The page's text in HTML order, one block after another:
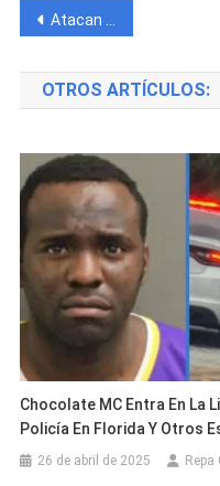
Navegación
de
entradas
Atacan con arma blanca a una bodeguera en La Habana para robarle dinero y supuestamente comprar «Químico»
OTROS ARTÍCULOS:
Chocolate MC Entra En La
Policía En Florida Y Otros
26 de abril de 2025